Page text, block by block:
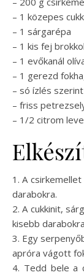
– 1 közepes
– 1 sárgarépa
– 1 kis fej
– 1 evőkanál
– 1 gerezd
– só ízlés
– friss
– 1/2 citrom leve
1. A
darabokra.
2. A cukkinit,
kisebb
3. Egy
apróra vágott
4. Tedd bele a